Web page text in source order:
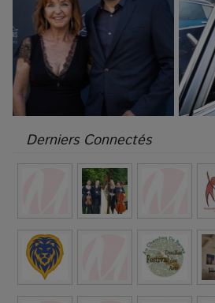
Derniers Connectés